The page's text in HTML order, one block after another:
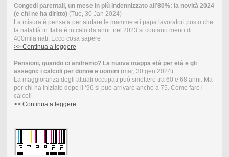
Congedi parentali, un mese in più indennizzato all’80%: la novità 2024
(e chi ne ha diritto)(Tue, 30 Jan 2024)
La misura è pensata per aiutare le mamme e i papà lavoratori posto che
la natalità in Italia è in calo da anni: nel 2023 si contano meno di
400mila nati. Ecco cosa sapere
>> Continua a leggere
Pensioni, quando ci andremo? La nuova mappa età per età e gli
assegni: i calcoli per donne e uomini(mar, 30 gen 2024)
La maggioranza degli attuali occupati può smettere tra 60 e 68 anni. Ma
per chi ha iniziato dopo il ‘96 si può arrivare anche a 75. Come fare i
calcoli
>> Continua a leggere